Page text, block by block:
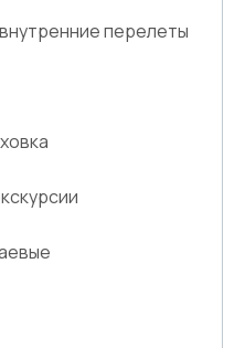
перелеты